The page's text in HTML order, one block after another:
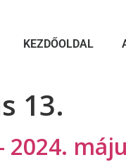
KEZDŐOLDAL
13.